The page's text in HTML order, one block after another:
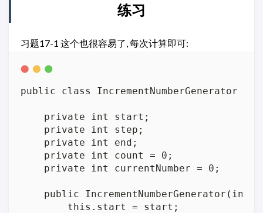
练习
习题17-1 这个也很容易了, 每次计算即可:
public class IncrementNumberGenerator
    private int start;
    private int step;
    private int end;
    private int count = 0;
    private int currentNumber = 0;
public IncrementNumberGenerator(int
        this.start = start;